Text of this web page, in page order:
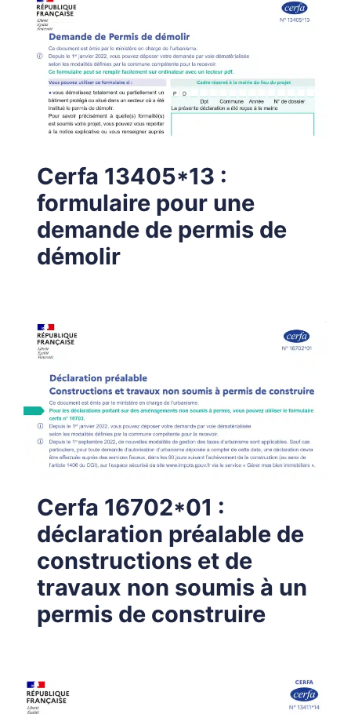
Cerfa 13405*13 :
formulaire pour une
demande de permis de
démolir
Cerfa 16702*01 :
déclaration préalable de
constructions et de
travaux non soumis à un
permis de construire